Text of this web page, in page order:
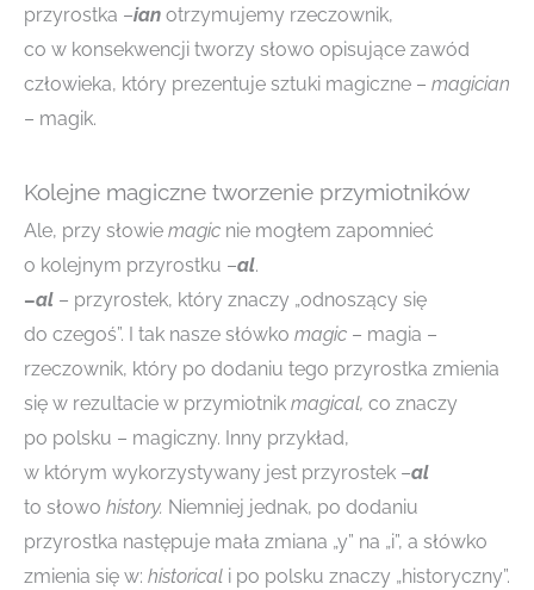
przyrostka –ian otrzymujemy rzeczownik,
co w konsekwencji tworzy słowo opisujące zawód
człowieka, który prezentuje sztuki magiczne – magician
– magik.
Kolejne magiczne tworzenie przymiotników
Ale, przy słowie magic nie mogłem zapomnieć
o kolejnym przyrostku –al.
–al – przyrostek, który znaczy „odnoszący się
do czegoś”. I tak nasze słówko magic – magia –
rzeczownik, który po dodaniu tego przyrostka zmienia
się w rezultacie w przymiotnik magical, co znaczy
po polsku – magiczny. Inny przykład,
w którym wykorzystywany jest przyrostek –al
to słowo history. Niemniej jednak, po dodaniu
przyrostka następuje mała zmiana „y” na „i”, a słówko
zmienia się w: historical i po polsku znaczy „historyczny”.